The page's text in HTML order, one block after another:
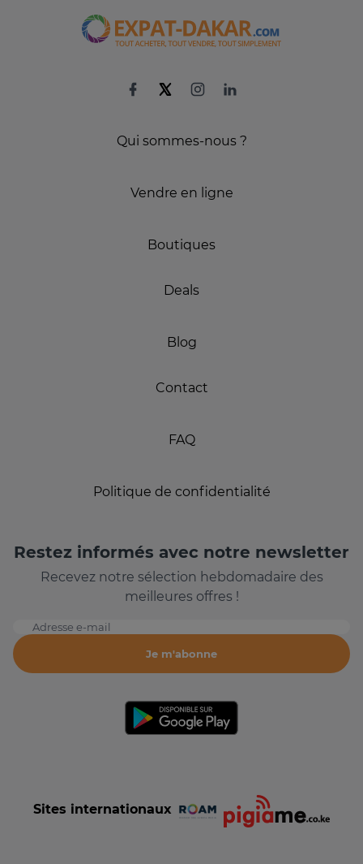
Qui sommes-nous ?
Vendre en ligne
Boutiques
Deals
Blog
Contact
FAQ
Politique de confidentialité
Restez informés avec notre newsletter
Recevez notre sélection hebdomadaire des
meilleures offres !
Adresse e-mail
Je m'abonne
Sites internationaux